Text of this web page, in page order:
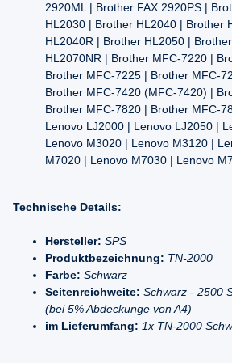
2920ML | Brother FAX 2920PS |
HL2030 | Brother HL2040 | Brother
HL2040R | Brother HL2050 |
HL2070NR | Brother MFC-7220 |
Brother MFC-7225 | Brother MFC-
Brother MFC-7420 (MFC-7420) |
Brother MFC-7820 | Brother MFC-
Lenovo LJ2000 | Lenovo LJ2050 |
Lenovo M3020 | Lenovo M3120 |
M7020 | Lenovo M7030 | Lenovo
Technische Details:
Hersteller: SPS
Produktbezeichnung: TN-2000
Farbe: Schwarz
Seitenreichweite: Schwarz - 2500
(bei 5% Abdeckunge von A4)
im Lieferumfang: 1x TN-2000